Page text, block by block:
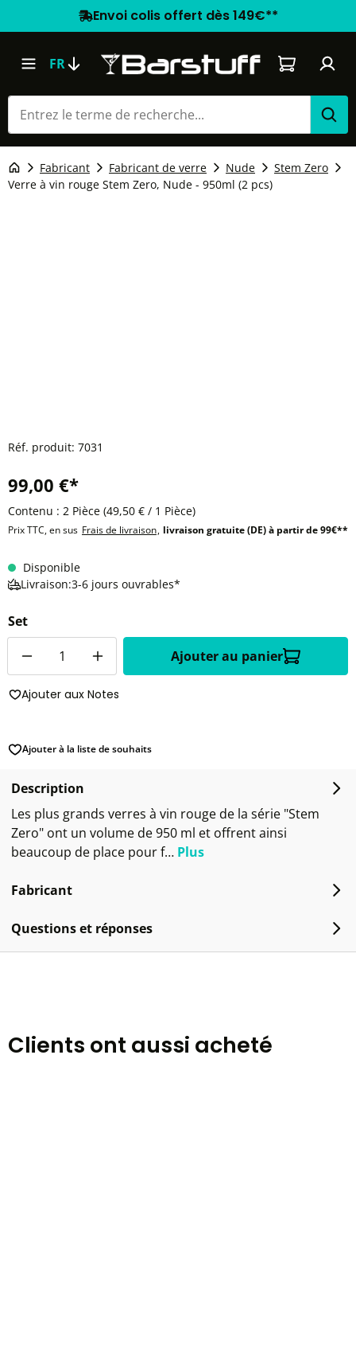
Envoi colis offert dès 149€**
FR Le panier
Fabricant Fabricant de verre Nude
Stem Zero
Verre à vin rouge Stem Zero, Nude - 950ml (2 pcs)
Réf. produit: 7031
99,00 €*
Contenu : 2 Pièce (49,50 € / 1 Pièce)
Prix TTC, en sus Frais de livraison, livraison gratuite (DE) à partir de 99€**
Disponible
Livraison:3-6 jours ouvrables*
Set
Ajouter au panier
Ajouter aux Notes
Ajouter à la liste de souhaits
Description
Les plus grands verres à vin rouge de la série "Stem
Zero" ont un volume de 950 ml et offrent ainsi
beaucoup de place pour f… Plus
Fabricant
Questions et réponses
Clients ont aussi acheté